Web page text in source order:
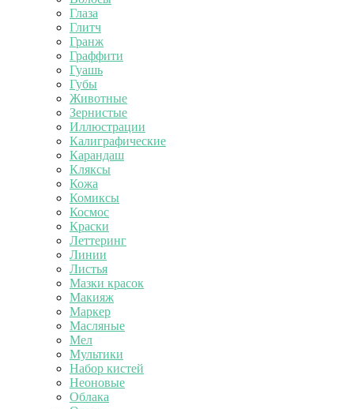
Глаза
Глитч
Гранж
Граффити
Гуашь
Губы
Животные
Зернистые
Иллюстрации
Калиграфические
Карандаш
Кляксы
Кожа
Комиксы
Космос
Краски
Леттеринг
Линии
Листья
Мазки красок
Макияж
Маркер
Масляные
Мел
Мультики
Набор кистей
Неоновые
Облака